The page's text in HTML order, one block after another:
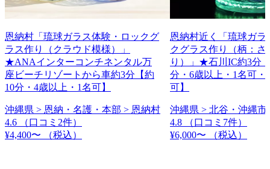
恩納村「琉球ガラス体験・ロックグ
ラス作り（クラウド模様）」
★ANAインターコンチネンタル万
座ビーチリゾートから車約3分【約
10分・4歳以上・1名可】
沖縄県 > 恩納・名護・本部 > 恩納村
4.6
（口コミ2件）
¥4,400〜
（税込）
恩納村近く「琉球ガラ
クグラス作り（柄：さ
り）」★石川IC約3分
分・6歳以上・1名可・
可】
沖縄県 > 北谷・沖縄市
4.8
（口コミ7件）
¥6,000〜
（税込）